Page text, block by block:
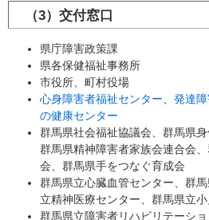
（3）交付窓口
県庁障害政策課
県各保健福祉事務所
市役所、町村役場
心身障害者福祉センター
発達
の健康センター
群馬県社会福祉協議会、群馬県身
群馬県精神障害者家族会連合会
会、群馬県手をつなぐ育成会
群馬県立心臓血管センター、群
立精神医療センター、群馬県立
群馬県立障害者リハビリテーシ